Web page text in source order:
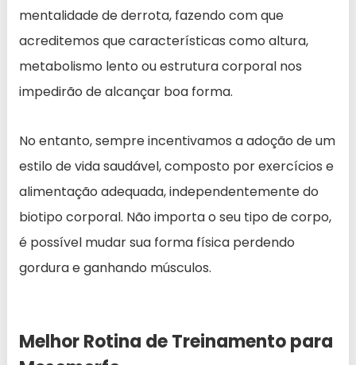
mentalidade de derrota, fazendo com que
acreditemos que características como altura,
metabolismo lento ou estrutura corporal nos
impedirão de alcançar boa forma.
No entanto, sempre incentivamos a adoção de um
estilo de vida saudável, composto por exercícios e
alimentação adequada, independentemente do
biotipo corporal. Não importa o seu tipo de corpo,
é possível mudar sua forma física perdendo
gordura e ganhando músculos.
Melhor Rotina de Treinamento para